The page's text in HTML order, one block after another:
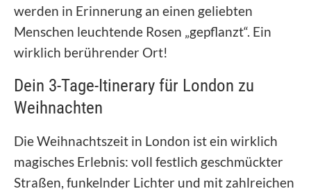
werden in Erinnerung an einen geliebten
Menschen leuchtende Rosen „gepflanzt“. Ein
wirklich berührender Ort!
Dein 3-Tage-Itinerary für London zu
Weihnachten
Die Weihnachtszeit in London ist ein wirklich
magisches Erlebnis: voll festlich geschmückter
Straßen, funkelnder Lichter und mit zahlreichen